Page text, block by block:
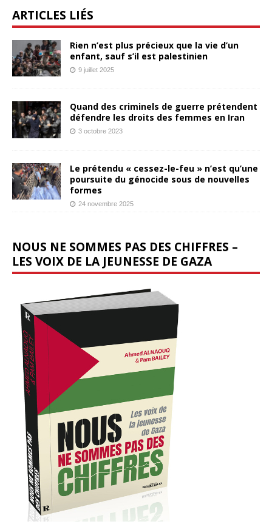
ARTICLES LIÉS
Rien n’est plus précieux que la vie d’un
enfant, sauf s’il est palestinien
9 juillet 2025
Quand des criminels de guerre prétendent
défendre les droits des femmes en Iran
3 octobre 2023
Le prétendu « cessez-le-feu » n’est qu’une
poursuite du génocide sous de nouvelles
formes
24 novembre 2025
NOUS NE SOMMES PAS DES CHIFFRES –
LES VOIX DE LA JEUNESSE DE GAZA